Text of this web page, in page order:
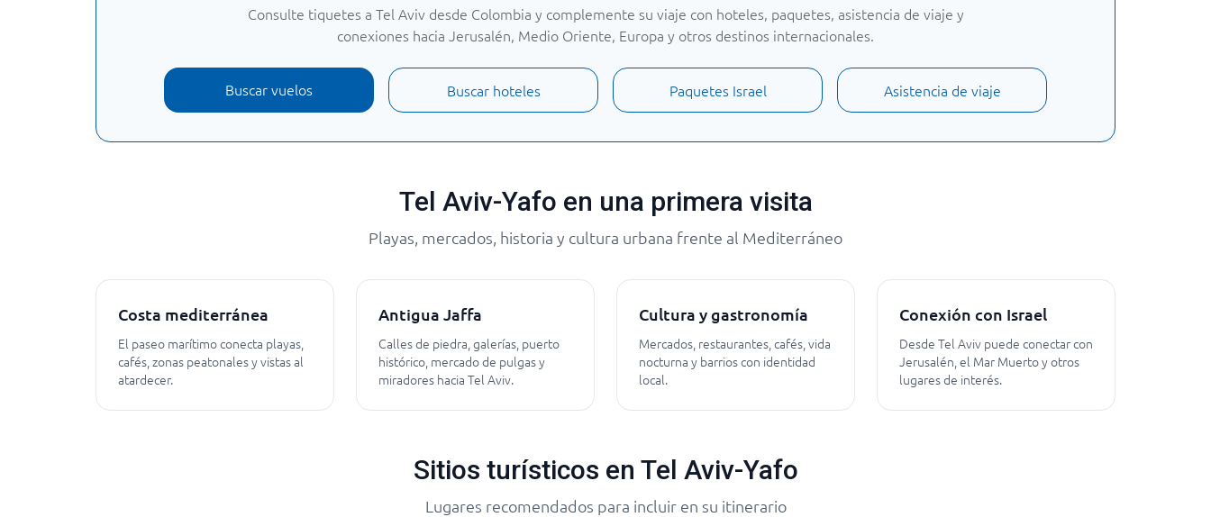
Consulte tiquetes a Tel Aviv desde Colombia y complemente su viaje con hoteles, paquetes, asistencia de viaje y
conexiones hacia Jerusalén, Medio Oriente, Europa y otros destinos internacionales.
Buscar vuelos Buscar hoteles Paquetes Israel Asistencia de viaje
Tel Aviv-Yafo en una primera visita
Playas, mercados, historia y cultura urbana frente al Mediterráneo
Costa mediterránea
El paseo marítimo conecta playas,
cafés, zonas peatonales y vistas al
atardecer.
Antigua Jaffa
Calles de piedra, galerías, puerto
histórico, mercado de pulgas y
miradores hacia Tel Aviv.
Cultura y gastronomía
Mercados, restaurantes, cafés, vida
nocturna y barrios con identidad
local.
Conexión con Israel
Desde Tel Aviv puede conectar con
Jerusalén, el Mar Muerto y otros
lugares de interés.
Sitios turísticos en Tel Aviv-Yafo
Lugares recomendados para incluir en su itinerario